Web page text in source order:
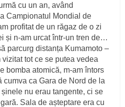
cu un an, având
Campionatul Mondial de
profitat de un răgaz de o zi
și n-am urcat într-un tren de…
parcurg distanța Kumamoto –
tot ce se putea vedea
bomba atomică, m-am întors
cumva ca Gara de Nord de la
nu erau tangente, ci se
Sala de așteptare era cu